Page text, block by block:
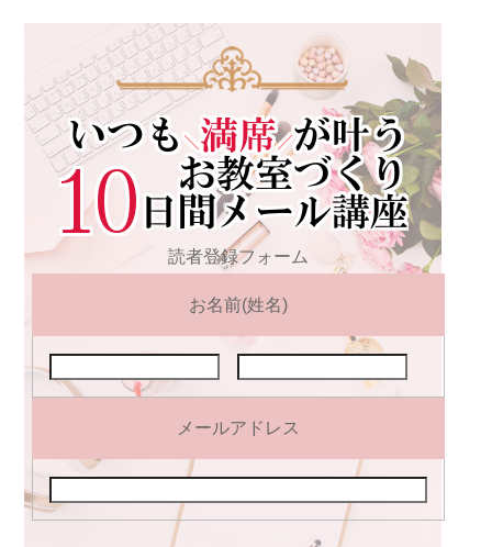
読者登録フォーム
お名前(姓名)
メールアドレス